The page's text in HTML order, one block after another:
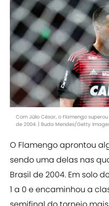
Com Júlio César, o Flamengo
de 2004. | Buda Mendes/Getty
O Flamengo aprontou
sendo uma delas nas
Brasil de 2004. Em solo
1 a 0 e encaminhou a